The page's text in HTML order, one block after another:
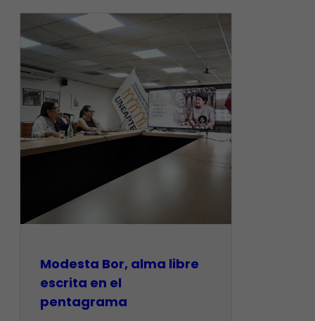
Modesta Bor, alma libre
escrita en el
pentagrama